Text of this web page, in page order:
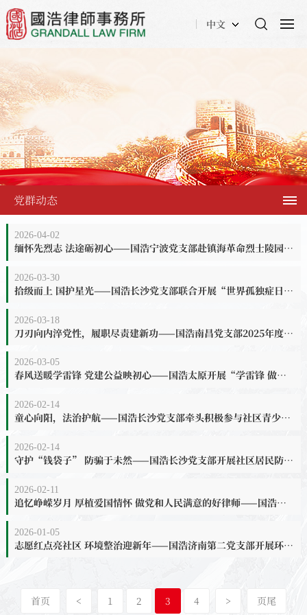
中文
党群动态
2026-04-02
缅怀先烈志 法途砺初心——国浩宁波党支部赴镇海革命烈士陵园、朱枫烈士故居开展主题党日活动
2026-03-30
拾级而上 国护星光——国浩长沙党支部联合开展“世界孤独症日”公益活动
2026-03-18
刀刃向内淬党性，履职尽责建新功——国浩南昌党支部2025年度组织生活会圆满召开
2026-03-05
春风送暖学雷锋 党建公益映初心——国浩太原开展“学雷锋 做志愿 共同奋进‘十五五’”主题党日活动
2026-02-14
童心向阳，法治护航——国浩长沙党支部牵头积极参与社区青少年法治教育公益活动
2026-02-14
守护“钱袋子” 防骗于未然——国浩长沙党支部开展社区居民防诈骗公益普法活动
2026-02-11
追忆峥嵘岁月 厚植爱国情怀 做党和人民满意的好律师——国浩太原党支部赴忻州市定襄西河头地道战纪念馆开展主题党日活动
2026-01-05
志愿红点亮社区 环境整治迎新年——国浩济南第二党支部开展环境综合整治主题党日活动
首页 < 1 2 3 4 > 页尾